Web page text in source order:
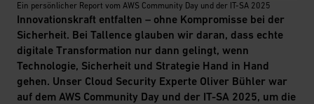
Ein persönlicher Report vom AWS Community Day und der IT-SA 2025
Innovationskraft entfalten – ohne Kompromisse bei der
Sicherheit. Bei Tallence glauben wir daran, dass echte
digitale Transformation nur dann gelingt, wenn
Technologie, Sicherheit und Strategie Hand in Hand
gehen. Unser Cloud Security Experte Oliver Bühler war
auf dem AWS Community Day und der IT-SA 2025, um die